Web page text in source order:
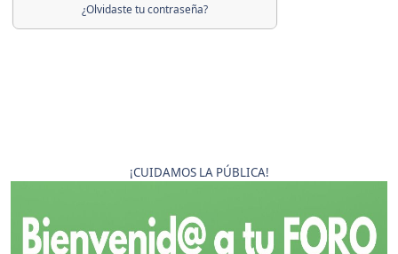
¿Olvidaste tu contraseña?
¡CUIDAMOS LA PÚBLICA!